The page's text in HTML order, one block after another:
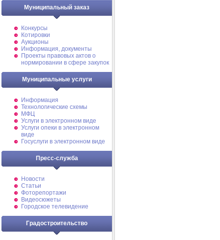
Муниципальный заказ
Конкурсы
Котировки
Аукционы
Информация, документы
Проекты правовых актов о
нормировании в сфере закупок
Муниципальные услуги
Информация
Технологические схемы
МФЦ
Услуги в электронном виде
Услуги опеки в электронном
виде
Госуслуги в электронном виде
Пресс-служба
Новости
Статьи
Фоторепортажи
Видеосюжеты
Городское телевидение
Градостроительство